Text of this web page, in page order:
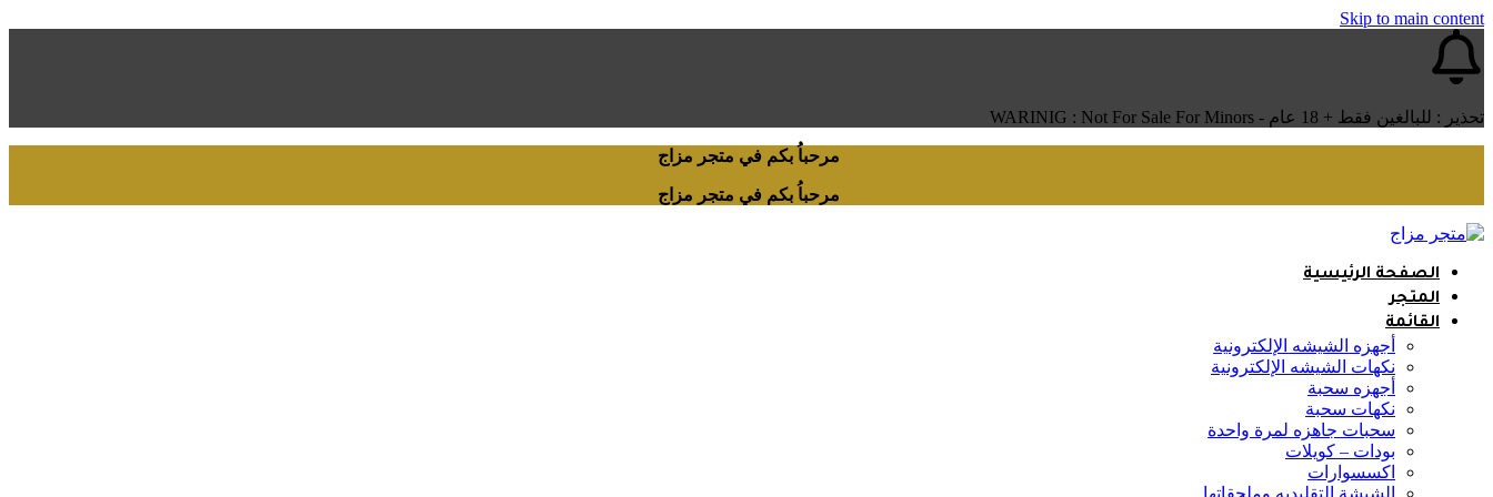
Skip to main content
تحذير : للبالغين فقط + 18 عام - WARINIG : Not For Sale For Minors
مرحباُ بكم في متجر مزاج
مرحباُ بكم في متجر مزاج
الصفحة الرئيسية
المتجر
القائمة
أجهزه الشيشه الإلكترونية
نكهات الشيشه الإلكترونية
أجهزه سحبة
نكهات سحبة
سحبات جاهزه لمرة واحدة
بودات – كويلات
اكسسوارات
الشيشة التقليديه وملحقاتها